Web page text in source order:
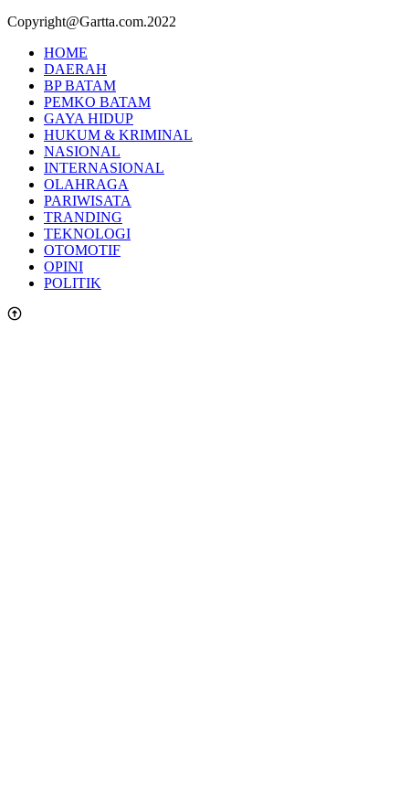
Copyright@Gartta.com.2022
HOME
DAERAH
BP BATAM
PEMKO BATAM
GAYA HIDUP
HUKUM & KRIMINAL
NASIONAL
INTERNASIONAL
OLAHRAGA
PARIWISATA
TRANDING
TEKNOLOGI
OTOMOTIF
OPINI
POLITIK